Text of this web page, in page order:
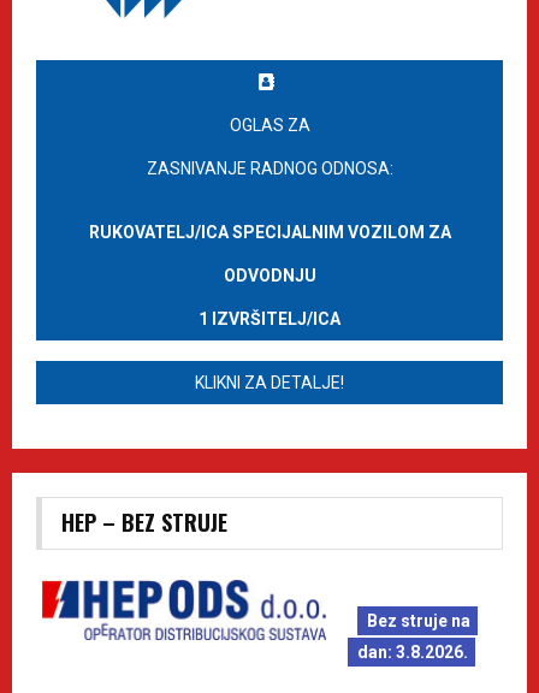
OGLAS ZA
ZASNIVANJE RADNOG ODNOSA:
RUKOVATELJ/ICA SPECIJALNIM VOZILOM ZA
ODVODNJU
1 IZVRŠITELJ/ICA
KLIKNI ZA DETALJE!
HEP – BEZ STRUJE
Bez struje na
dan: 3.8.2026.